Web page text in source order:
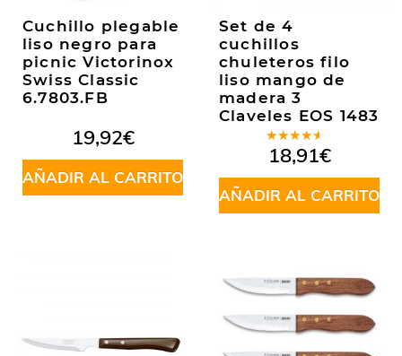
Cuchillo plegable
liso negro para
picnic Victorinox
Swiss Classic
6.7803.FB
19,92€
AÑADIR AL CARRITO
Set de 4
cuchillos
chuleteros filo
liso mango de
madera 3
Claveles EOS 1483
Valorado
en4.00
de 5
18,91€
AÑADIR AL CARRITO